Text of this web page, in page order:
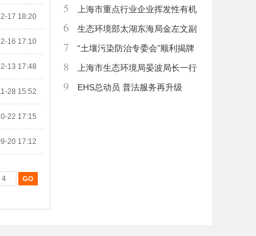
17 18:20
16 17:10
13 17:48
28 15:52
22 17:15
20 17:12
目面授课程培训通知
全评价结果公示 （更新至2023年2
月）
5
上海市重点行业企业挥发性有机
物深化治理项目减排量核算技术专项
培训（第二期）考试合格和培训人员
名单公告
6
生态环境部太湖东海局金左文副
局长一行赴上海市环境保护产业协会
调研
7
“土壤污染防治专委会”顺利揭牌
探索土壤污染防治新发展
8
上海市生态环境局晏波局长一行
莅临我会调研指导
9 EHS总动员 普法服务再升级